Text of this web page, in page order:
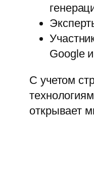
Google
С учетом
открывает